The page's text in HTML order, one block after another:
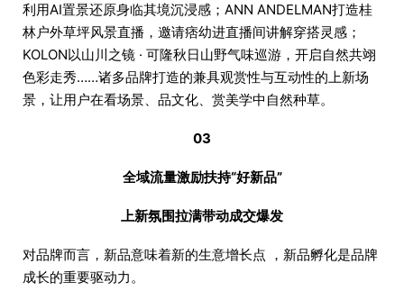
利用AI置景还原身临其境沉浸感；ANN ANDELMAN打造桂
林户外草坪风景直播，邀请痞幼进直播间讲解穿搭灵感；
KOLON以山川之镜 · 可隆秋日山野气味巡游，开启自然共翊
色彩走秀……诸多品牌打造的兼具观赏性与互动性的上新场
景，让用户在看场景、品文化、赏美学中自然种草。
03
全域流量激励扶持“好新品”
上新氛围拉满带动成交爆发
对品牌而言，新品意味着新的生意增长点 ，新品孵化是品牌
成长的重要驱动力。